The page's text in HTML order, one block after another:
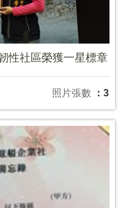
性社區榮獲一星標章
照片張數 ：3